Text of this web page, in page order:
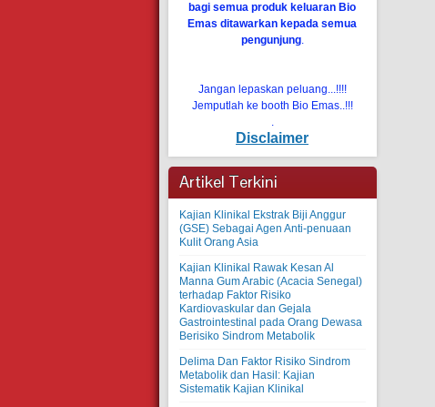
bagi semua produk keluaran Bio
Emas ditawarkan kepada semua
pengunjung.
Jangan lepaskan peluang...!!!!
Jemputlah ke booth Bio Emas..!!!
.
Disclaimer
Artikel Terkini
Kajian Klinikal Ekstrak Biji Anggur
(GSE) Sebagai Agen Anti-penuaan
Kulit Orang Asia
Kajian Klinikal Rawak Kesan Al
Manna Gum Arabic (Acacia Senegal)
terhadap Faktor Risiko
Kardiovaskular dan Gejala
Gastrointestinal pada Orang Dewasa
Berisiko Sindrom Metabolik
Delima Dan Faktor Risiko Sindrom
Metabolik dan Hasil: Kajian
Sistematik Kajian Klinikal